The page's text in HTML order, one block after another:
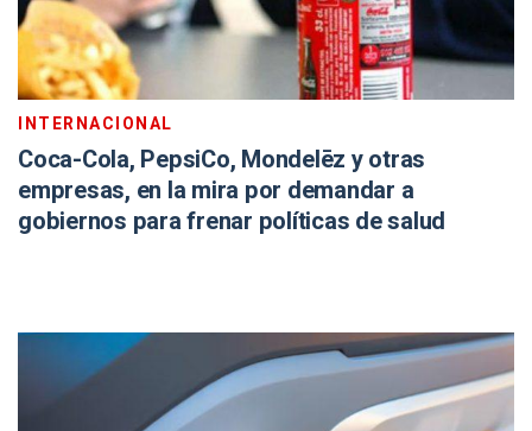
INTERNACIONAL
Coca-Cola, PepsiCo, Mondelēz y otras
empresas, en la mira por demandar a
gobiernos para frenar políticas de salud